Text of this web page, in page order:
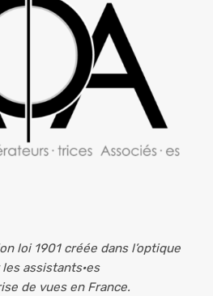
loi 1901 créée dans l’optique
assistants·es
de vues en France.